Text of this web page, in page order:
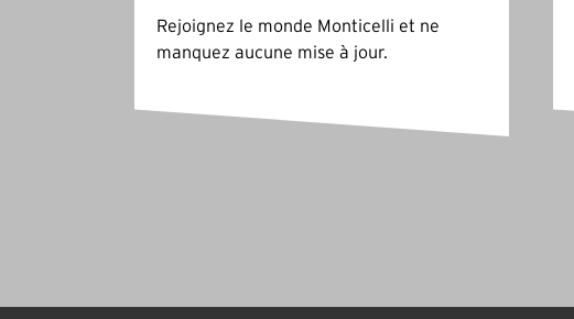
Rejoignez le monde Monticelli et ne
manquez aucune mise à jour.